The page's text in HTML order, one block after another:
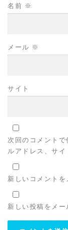
名前 ※
メール ※
サイト
次回のコメント
ルアドレス、サイ
新しいコメント
新しい投稿をメ